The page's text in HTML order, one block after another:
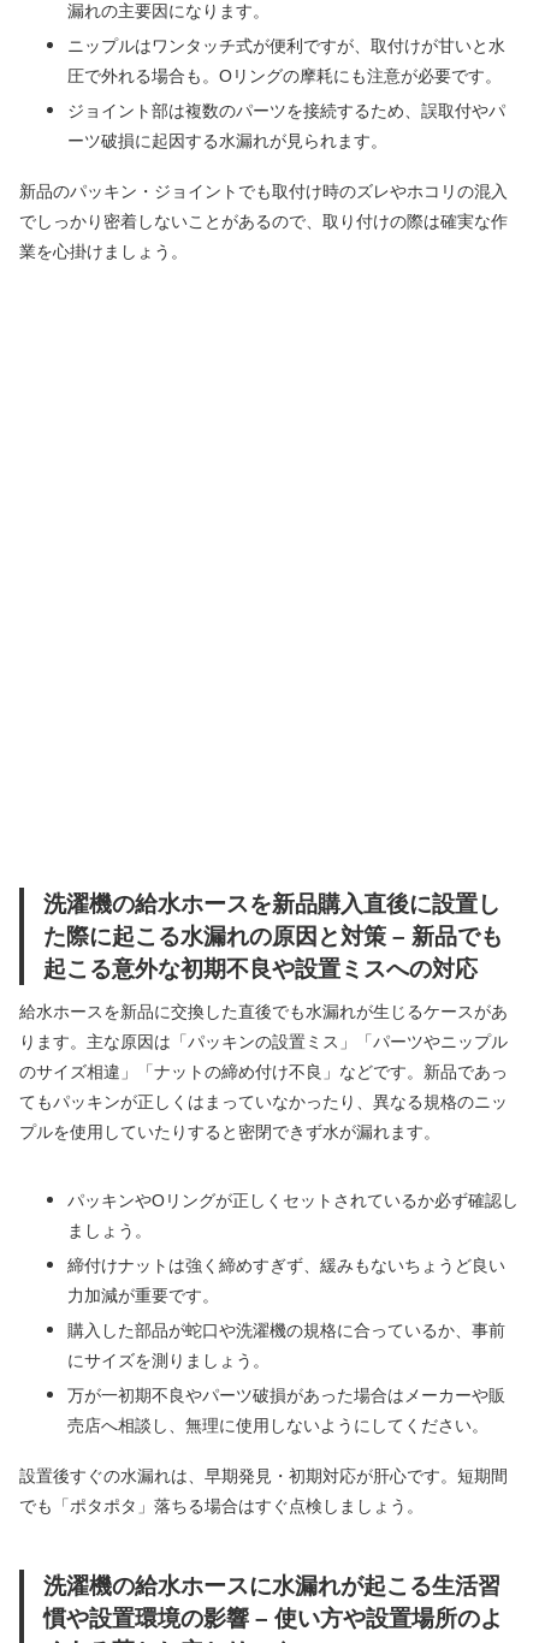
漏れの主要因になります。
ニップルはワンタッチ式が便利ですが、取付けが甘いと水
圧で外れる場合も。Oリングの摩耗にも注意が必要です。
ジョイント部は複数のパーツを接続するため、誤取付やパ
ーツ破損に起因する水漏れが見られます。
新品のパッキン・ジョイントでも取付け時のズレやホコリの混入
でしっかり密着しないことがあるので、取り付けの際は確実な作
業を心掛けましょう。
洗濯機の給水ホースを新品購入直後に設置し
た際に起こる水漏れの原因と対策 – 新品でも
起こる意外な初期不良や設置ミスへの対応
給水ホースを新品に交換した直後でも水漏れが生じるケースがあ
ります。主な原因は「パッキンの設置ミス」「パーツやニップル
のサイズ相違」「ナットの締め付け不良」などです。新品であっ
てもパッキンが正しくはまっていなかったり、異なる規格のニッ
プルを使用していたりすると密閉できず水が漏れます。
パッキンやOリングが正しくセットされているか必ず確認し
ましょう。
締付けナットは強く締めすぎず、緩みもないちょうど良い
力加減が重要です。
購入した部品が蛇口や洗濯機の規格に合っているか、事前
にサイズを測りましょう。
万が一初期不良やパーツ破損があった場合はメーカーや販
売店へ相談し、無理に使用しないようにしてください。
設置後すぐの水漏れは、早期発見・初期対応が肝心です。短期間
でも「ポタポタ」落ちる場合はすぐ点検しましょう。
洗濯機の給水ホースに水漏れが起こる生活習
慣や設置環境の影響 – 使い方や設置場所のよ